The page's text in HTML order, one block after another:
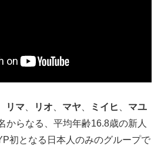
リマ リオ マヤ ミイヒ
マユ
からなる、平均年齢16.8歳の新人
初となる日本人のみのグループで